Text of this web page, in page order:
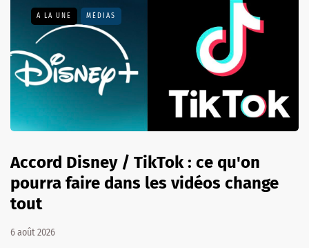
A LA UNE MÉDIAS
Accord Disney / TikTok : ce qu'on
pourra faire dans les vidéos change
tout
6 août 2026